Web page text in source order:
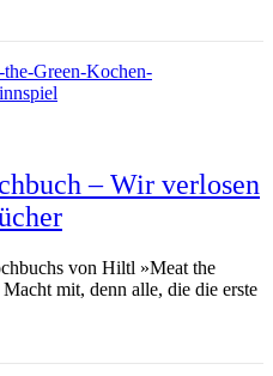
– Wir verlosen
von Hiltl »Meat the
mit, denn alle, die die erste